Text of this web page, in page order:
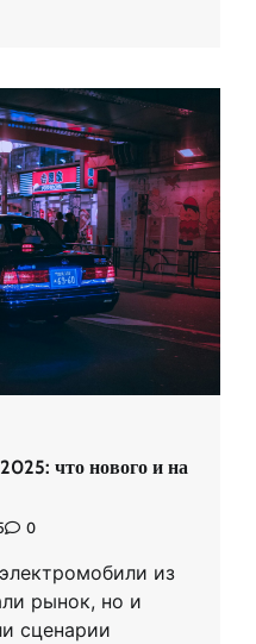
что нового и на
0
из
рынок, но и
сценарии